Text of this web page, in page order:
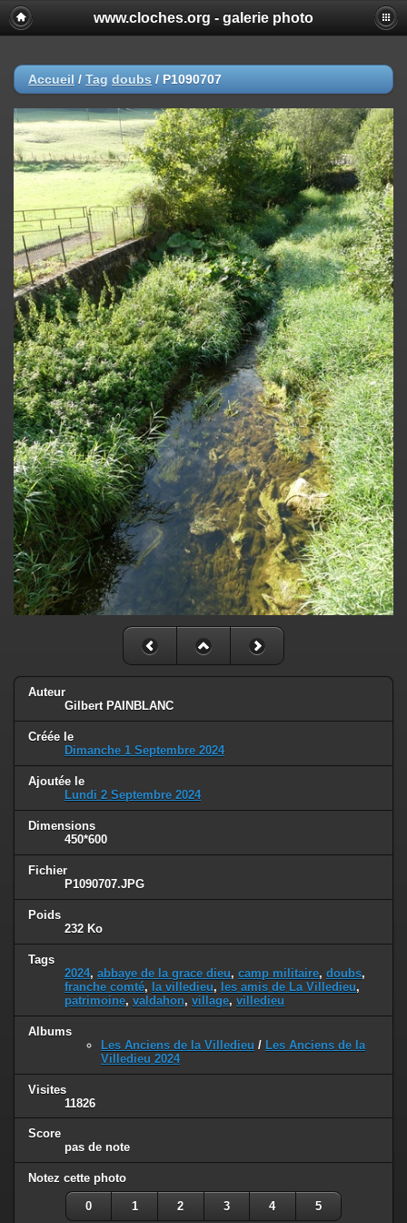
www.cloches.org - galerie photo
Accueil / Tag doubs / P1090707
Auteur
Gilbert PAINBLANC
Créée le
Dimanche 1 Septembre 2024
Ajoutée le
Lundi 2 Septembre 2024
Dimensions
450*600
Fichier
P1090707.JPG
Poids
232 Ko
Tags
2024, abbaye de la grace dieu, camp militaire, doubs,
franche comté, la villedieu, les amis de La Villedieu,
patrimoine, valdahon, village, villedieu
Albums
Les Anciens de la Villedieu / Les Anciens de la
Villedieu 2024
Visites
11826
Score
pas de note
Notez cette photo
0 1 2 3 4 5